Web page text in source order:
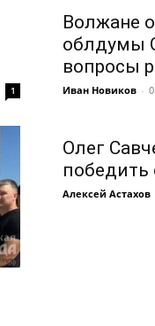
1
Волжане
облдумы
вопросы
Иван Новиков -
Олег
победить
Алексей Астахов